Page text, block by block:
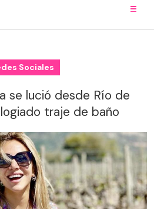
Sociales
se lució desde Río de
traje de baño